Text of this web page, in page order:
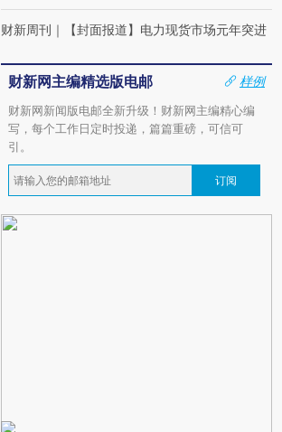
财新周刊 ｜ 【封面报道】电力现货市场元年突进
财新网主编精选版电邮
样例
财新网新闻版电邮全新升级！财新网主编精心编
写，每个工作日定时投递，篇篇重磅，可信可
引。
订阅